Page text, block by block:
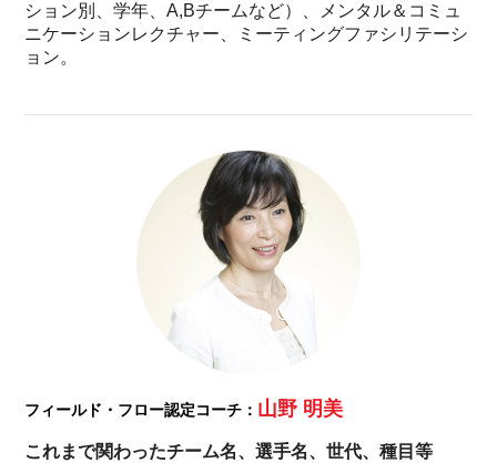
ション別、学年、A,Bチームなど）、メンタル＆コミュ
ニケーションレクチャー、ミーティングファシリテーシ
ョン。
フィールド・フロー認定コーチ： 山野 明美
これまで関わったチーム名、選手名、世代、種目等